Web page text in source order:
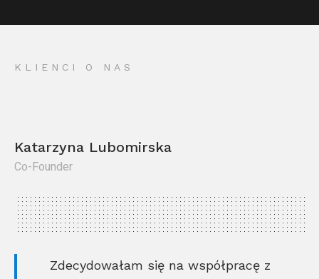
KLIENCI O NAS
Katarzyna Lubomirska
Co-Founder
Zdecydowałam się na współpracę z